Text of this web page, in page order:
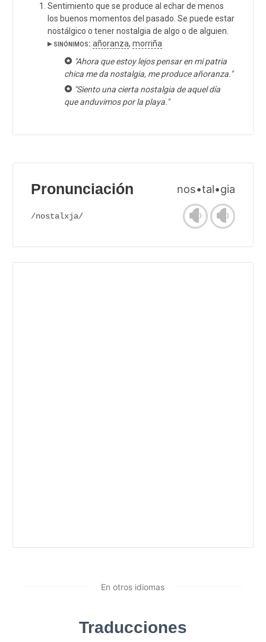
Sentimiento que se produce al echar de menos
los buenos momentos del pasado. Se puede estar
nostálgico o tener nostalgia de algo o de alguien.
▸ sinónimos: añoranza, morriña
"Ahora que estoy lejos pensar en mi patria
chica me da nostalgia, me produce añoranza."
"Siento una cierta nostalgia de aquel día
que anduvimos por la playa."
Pronunciación nos•tal•gia
/nostalxja/
En otros idiomas
Traducciones